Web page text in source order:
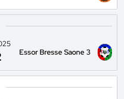
Essor Bresse Saone 3